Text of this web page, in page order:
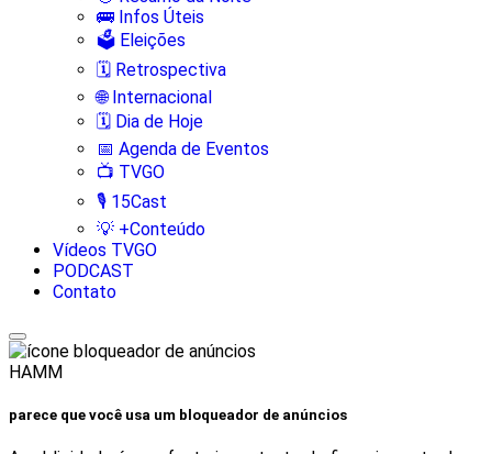
🚌 Infos Úteis
🗳️ Eleições
🗓️ Retrospectiva
🌐 Internacional
🗓️ Dia de Hoje
📅 Agenda de Eventos
📺 TVGO
🎙️ 15Cast
💡 +Conteúdo
Vídeos TVGO
PODCAST
Contato
HAMM
parece que você usa um bloqueador de anúncios